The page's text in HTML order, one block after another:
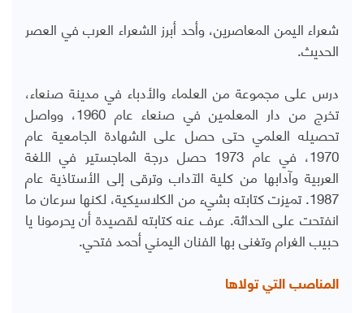
شعراء اليمن المعاصرين، وأحد أبرز الشعراء العرب في العصر
الحديث.
درس على مجموعة من العلماء والأدباء في مدينة صنعاء،
تخرج من دار المعلمين في صنعاء عام 1960، وواصل
تحصيله العلمي حتى حصل على الشهادة الجامعية عام
1970، في عام 1973 حصل درجة الماجستير في اللغة
العربية وآدابها من كلية الآداب وترقى إلى الأستاذية عام
1987. تميزت كتابته بشيء من الكلاسيكية، لكنها سرعان ما
انفتحت على الحداثة. عرف عنه كتابته لقصيدة أن يحرمونا يا
حبيب الغرام وتغنى بها الفنان اليمني أحمد فتحي.
المناصب التي تولاها